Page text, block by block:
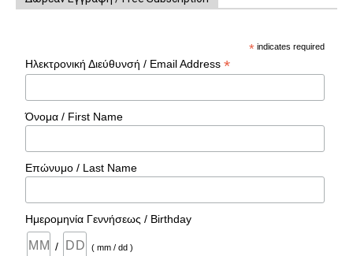
* indicates required
Ηλεκτρονική Διεύθυνσή / Email Address*
Όνομα / First Name
Επώνυμο / Last Name
Ημερομηνία Γεννήσεως / Birthday
/ ( mm / dd )